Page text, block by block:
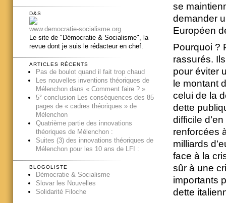
se
demander
Européen
Pourquoi ?
rassurés.
pour éviter
le montant
celui de la
dette
difficile
renforcées
milliards
face à la
sûr à une
importants
dette
D&S
www.democratie-socialisme.org
Le site de "Démocratie & Socialisme", la
revue dont je suis le rédacteur en chef.
ARTICLES RÉCENTS
Pas de boulot quand il fait trop chaud
Les nouvelles inventions théoriques de
Mélenchon dans « Comment faire ? »
5° conclusion Les conséquences des 85
pages de « cadres théoriques » de
Mélenchon
Quatrième partie des innovations
théoriques de Mélenchon :
Suites (3) des innovations théoriques de
Mélenchon pour les 10 ans de LFI :
BLOGOLISTE
Démocratie & Socialisme
Slovar les Nouvelles
Solidarité Filoche